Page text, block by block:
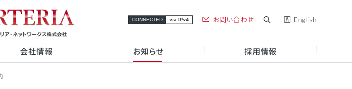
CONNECTED via IPv4 お問い合わせ English
会社情報 お知らせ 採用情報